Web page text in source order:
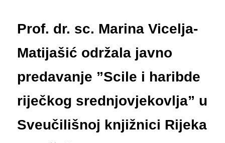
Prof. dr. sc. Marina Vicelja-
Matijašić održala javno
predavanje ”Scile i haribde
riječkog srednjovjekovlja” u
Sveučilišnoj knjižnici Rijeka